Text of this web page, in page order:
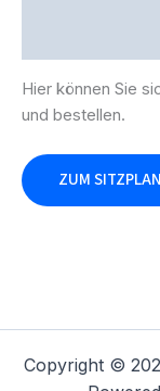
Hier können Sie
und bestellen.
ZUM SITZPLAN
Copyright ©